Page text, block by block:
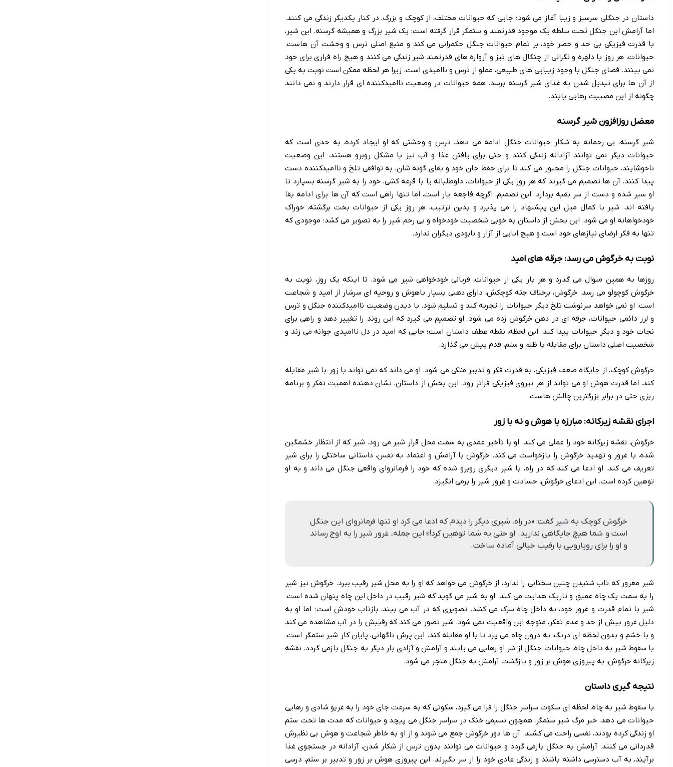
داستان در جنگلی سرسبز و زیبا آغاز می شود؛ جایی که حیوانات مختلف، از کوچک و بزرگ، در کنار یکدیگر زندگی می کنند.
اما آرامش این جنگل تحت سلطه یک موجود قدرتمند و ستمگر قرار گرفته است: یک شیر بزرگ و همیشه گرسنه. این شیر،
با قدرت فیزیکی بی حد و حصر خود، بر تمام حیوانات جنگل حکمرانی می کند و منبع اصلی ترس و وحشت آن هاست.
حیوانات، هر روز با دلهره و نگرانی از چنگال های تیز و آرواره های قدرتمند شیر زندگی می کنند و هیچ راه فراری برای خود
نمی بینند. فضای جنگل با وجود زیبایی های طبیعی، مملو از ترس و ناامیدی است، زیرا هر لحظه ممکن است نوبت به یکی
از آن ها برای تبدیل شدن به غذای شیر گرسنه برسد. همه حیوانات در وضعیت ناامیدکننده ای قرار دارند و نمی دانند
چگونه از این مصیبت رهایی یابند.
معضل روزافزون شیر گرسنه
شیر گرسنه، بی رحمانه به شکار حیوانات جنگل ادامه می دهد. ترس و وحشتی که او ایجاد کرده، به حدی است که
حیوانات دیگر نمی توانند آزادانه زندگی کنند و حتی برای یافتن غذا و آب نیز با مشکل روبرو هستند. این وضعیت
ناخوشایند، حیوانات جنگل را مجبور می کند تا برای حفظ جان خود و بقای گونه شان، به توافقی تلخ و ناامیدکننده دست
پیدا کنند. آن ها تصمیم می گیرند که هر روز یکی از حیوانات، داوطلبانه یا با قرعه کشی، خود را به شیر گرسنه بسپارد تا
او سیر شده و دست از سر بقیه بردارد. این تصمیم، اگرچه فاجعه بار است، اما تنها راهی است که آن ها برای ادامه بقا
یافته اند. شیر با کمال میل این پیشنهاد را می پذیرد و بدین ترتیب، هر روز یکی از حیوانات بخت برگشته، خوراک
خودخواهانه او می شود. این بخش از داستان به خوبی شخصیت خودخواه و بی رحم شیر را به تصویر می کشد؛ موجودی که
تنها به فکر ارضای نیازهای خود است و هیچ ابایی از آزار و نابودی دیگران ندارد.
نوبت به خرگوش می رسد: جرقه های امید
روزها به همین منوال می گذرد و هر بار یکی از حیوانات، قربانی خودخواهی شیر می شود. تا اینکه یک روز، نوبت به
خرگوش کوچولو می رسد. خرگوش، برخلاف جثه کوچکش، دارای ذهنی بسیار باهوش و روحیه ای سرشار از امید و شجاعت
است. او نمی خواهد سرنوشت تلخ دیگر حیوانات را تجربه کند و تسلیم شود. با دیدن وضعیت ناامیدکننده جنگل و ترس
و لرز دائمی حیوانات، جرقه ای در ذهن خرگوش زده می شود. او تصمیم می گیرد که این روند را تغییر دهد و راهی برای
نجات خود و دیگر حیوانات پیدا کند. این لحظه، نقطه عطف داستان است؛ جایی که امید در دل ناامیدی جوانه می زند و
شخصیت اصلی داستان برای مقابله با ظلم و ستم، قدم پیش می گذارد.
خرگوش کوچک، از جایگاه ضعف فیزیکی، به قدرت فکر و تدبیر متکی می شود. او می داند که نمی تواند با زور با شیر مقابله
کند، اما قدرت هوش او می تواند از هر نیروی فیزیکی فراتر رود. این بخش از داستان، نشان دهنده اهمیت تفکر و برنامه
ریزی حتی در برابر بزرگترین چالش هاست.
اجرای نقشه زیرکانه: مبارزه با هوش و نه با زور
خرگوش، نقشه زیرکانه خود را عملی می کند. او با تأخیر عمدی به سمت محل قرار شیر می رود. شیر که از انتظار خشمگین
شده، با غرور و تهدید خرگوش را بازخواست می کند. خرگوش با آرامش و اعتماد به نفس، داستانی ساختگی را برای شیر
تعریف می کند. او ادعا می کند که در راه، با شیر دیگری روبرو شده که خود را فرمانروای واقعی جنگل می داند و به او
توهین کرده است. این ادعای خرگوش، حسادت و غرور شیر را برمی انگیزد.
خرگوش کوچک به شیر گفت: «در راه، شیری دیگر را دیدم که ادعا می کرد او تنها فرمانروای این جنگل
است و شما هیچ جایگاهی ندارید. او حتی به شما توهین کرد!» این جمله، غرور شیر را به اوج رساند
و او را برای رویارویی با رقیب خیالی آماده ساخت.
شیر مغرور که تاب شنیدن چنین سخنانی را ندارد، از خرگوش می خواهد که او را به محل شیر رقیب ببرد. خرگوش نیز شیر
را به سمت یک چاه عمیق و تاریک هدایت می کند. او به شیر می گوید که شیر رقیب در داخل این چاه پنهان شده است.
شیر با تمام قدرت و غرور خود، به داخل چاه سرک می کشد. تصویری که در آب می بیند، بازتاب خودش است؛ اما او به
دلیل غرور بیش از حد و عدم تفکر، متوجه این واقعیت نمی شود. شیر تصور می کند که رقیبش را در آب مشاهده می کند
و با خشم و بدون لحظه ای درنگ، به درون چاه می پرد تا با او مقابله کند. این پرش ناگهانی، پایان کار شیر ستمگر است.
با سقوط شیر به داخل چاه، حیوانات جنگل از شر او رهایی می یابند و آرامش و آزادی بار دیگر به جنگل بازمی گردد. نقشه
زیرکانه خرگوش، به پیروزی هوش بر زور و بازگشت آرامش به جنگل منجر می شود.
نتیجه گیری داستان
با سقوط شیر به چاه، لحظه ای سکوت سراسر جنگل را فرا می گیرد، سکوتی که به سرعت جای خود را به غریو شادی و رهایی
حیوانات می دهد. خبر مرگ شیر ستمگر، همچون نسیمی خنک در سراسر جنگل می پیچد و حیوانات که مدت ها تحت ستم
او زندگی کرده بودند، نفسی راحت می کشند. آن ها دور خرگوش جمع می شوند و از او به خاطر شجاعت و هوش بی نظیرش
قدردانی می کنند. آرامش به جنگل بازمی گردد و حیوانات می توانند بدون ترس از شکار شدن، آزادانه در جستجوی غذا
برآیند، به آب دسترسی داشته باشند و زندگی عادی خود را از سر بگیرند. این پیروزی هوش بر زور و تدبیر بر ستم، درسی